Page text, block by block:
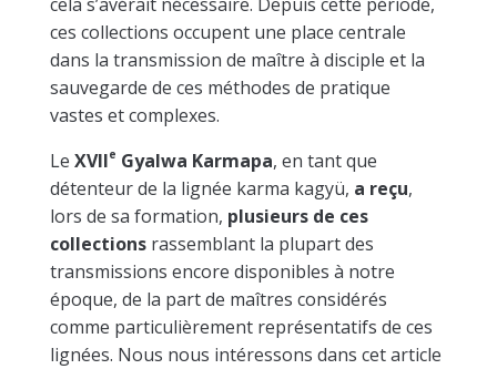
cela s’avérait nécessaire. Depuis cette période,
ces collections occupent une place centrale
dans la transmission de maître à disciple et la
sauvegarde de ces méthodes de pratique
vastes et complexes.
Le XVIIe Gyalwa Karmapa, en tant que
détenteur de la lignée karma kagyü, a reçu,
lors de sa formation, plusieurs de ces
collectionsrassemblant la plupart des
transmissions encore disponibles à notre
époque, de la part de maîtres considérés
comme particulièrement représentatifs de ces
lignées. Nous nous intéressons dans cet article